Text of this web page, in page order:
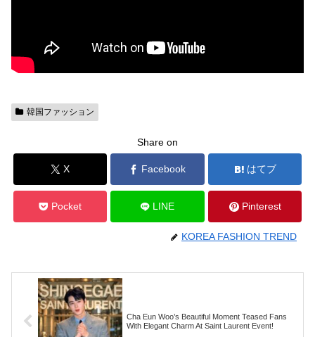
韓国ファッション
Share on
X Facebook はてブ
Pocket LINE Pinterest
KOREA FASHION TREND
Cha Eun Woo’s Beautiful Moment Teased Fans
With Elegant Charm At Saint Laurent Event!